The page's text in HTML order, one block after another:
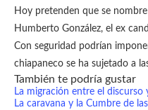
Hoy pretenden que se
Humberto González, el ex
Con seguridad podrían
chiapaneco se ha sujetado a
También te podría gustar
La migración entre el discurso
La caravana y la Cumbre de